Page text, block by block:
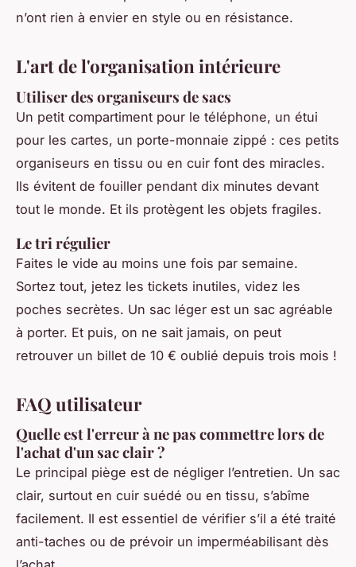
n’ont rien à envier en style ou en résistance.
L'art de l'organisation intérieure
Utiliser des organiseurs de sacs
Un petit compartiment pour le téléphone, un étui
pour les cartes, un porte-monnaie zippé : ces petits
organiseurs en tissu ou en cuir font des miracles.
Ils évitent de fouiller pendant dix minutes devant
tout le monde. Et ils protègent les objets fragiles.
Le tri régulier
Faites le vide au moins une fois par semaine.
Sortez tout, jetez les tickets inutiles, videz les
poches secrètes. Un sac léger est un sac agréable
à porter. Et puis, on ne sait jamais, on peut
retrouver un billet de 10 € oublié depuis trois mois !
FAQ utilisateur
Quelle est l'erreur à ne pas commettre lors de
l'achat d'un sac clair ?
Le principal piège est de négliger l’entretien. Un sac
clair, surtout en cuir suédé ou en tissu, s’abîme
facilement. Il est essentiel de vérifier s’il a été traité
anti-taches ou de prévoir un imperméabilisant dès